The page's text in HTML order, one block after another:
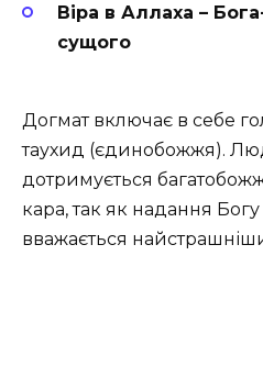
Віра в Аллаха –
сущого
Догмат включає в себе
таухид (єдинобожжя).
дотримується
кара, так як надання Богу
вважається